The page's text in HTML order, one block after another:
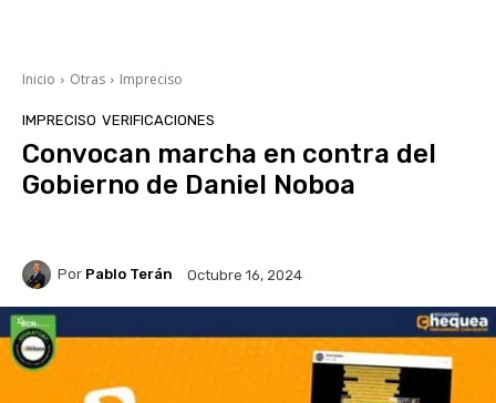
Inicio Otras Impreciso
IMPRECISO VERIFICACIONES
Convocan marcha en contra del
Gobierno de Daniel Noboa
Por Pablo Terán Octubre 16, 2024